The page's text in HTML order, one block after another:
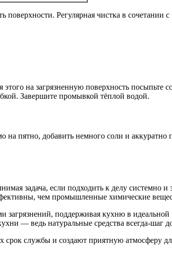
Регулярная чистка в сочетании
на загрязненную поверхность посыпьте
Завершите промывкой тёплой водой.
на пятно, добавить немного соли и
задача, если подходить к делу системно
чем промышленные химические
поддерживая кухню в
— ведь натуральные средства всегда-шаг
службы и создают приятную атмосферу